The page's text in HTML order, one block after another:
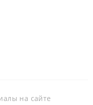
на сайте